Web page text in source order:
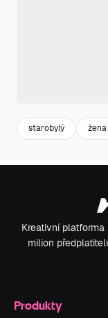
starobylý žena
Kreativní
milion
Produkty